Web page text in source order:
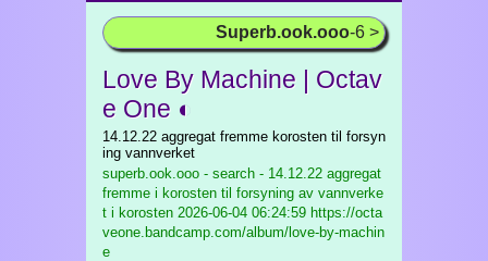
Superb.ook.ooo-6 >
Love By Machine | Octav
e One ◐
14.12.22 aggregat fremme korosten til forsyn
ing vannverket
superb.ook.ooo - search - 14.12.22 aggregat
fremme i korosten til forsyning av vannverke
t i korosten 2026-06-04 06:24:59 https://octa
veone.bandcamp.com/album/love-by-machin
e